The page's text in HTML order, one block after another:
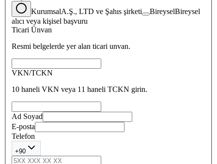
KurumsalA.Ş., LTD ve Şahıs şirketi BireyselBireysel
alıcı veya kişisel başvuru
Ticari Ünvan
Resmi belgelerde yer alan ticari unvan.
VKN/TCKN
10 haneli VKN veya 11 haneli TCKN girin.
Ad Soyad
E-posta
Telefon
+90